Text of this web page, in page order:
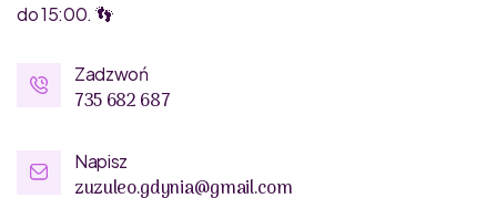
do 15:00. 👣
Zadzwoń
735 682 687
Napisz
zuzuleo.gdynia@gmail.com